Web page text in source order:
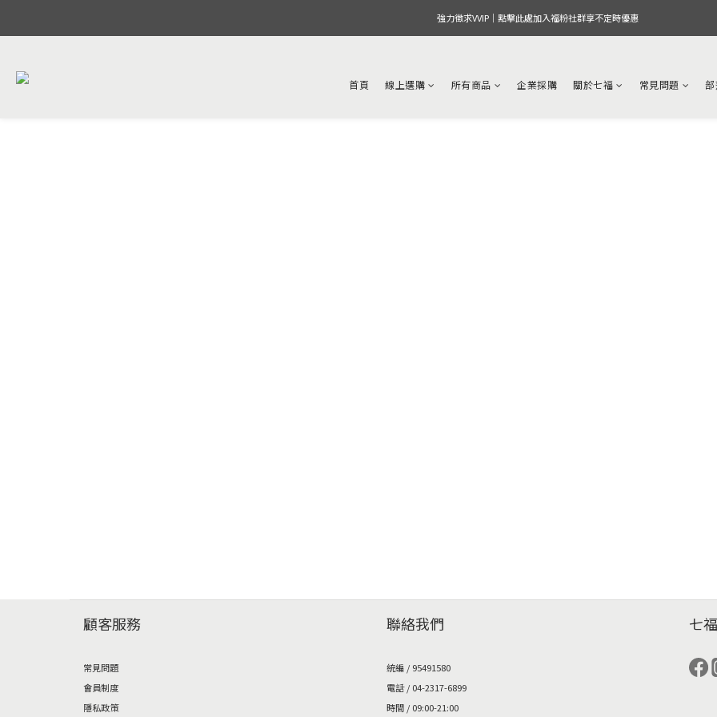
強力徵求VVIP｜點擊此處加入福粉社群享不定時優惠
首頁 線上選購 所有商品 企業採購 關於七福 常見問題
顧客服務
常見問題
會員制度
隱私政策
聯絡我們
統編 / 95491580
電話 / 04-2317-6899
時間 / 09:00-21:00
七